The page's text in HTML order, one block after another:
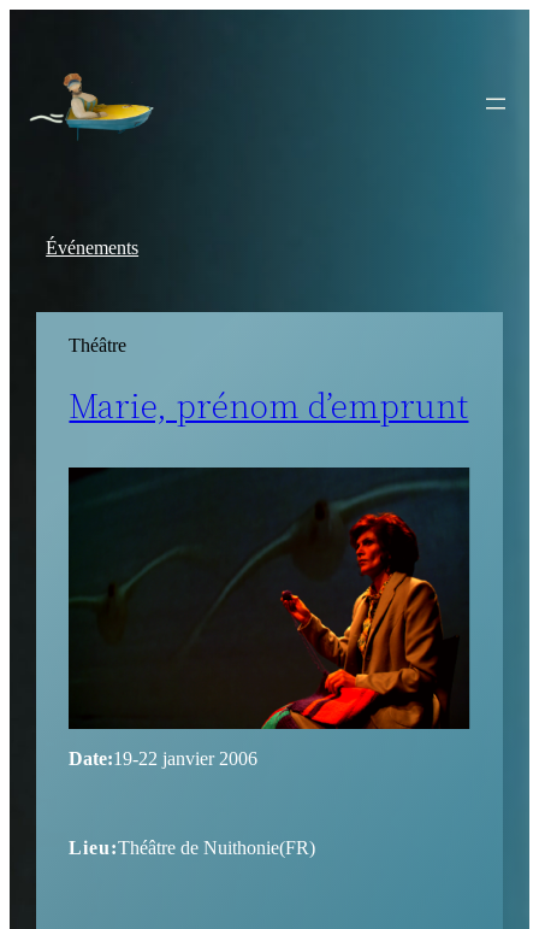
Événements
Théâtre
Marie, prénom d’emprunt
Date:19-22 janvier 2006
Lieu:Théâtre de Nuithonie(FR)